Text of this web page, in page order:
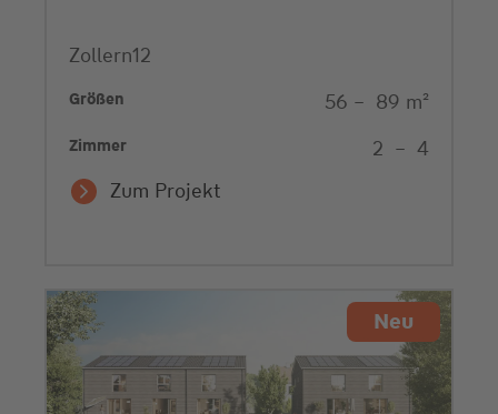
Zollern12
Größen 56 – 89 m²
Zimmer 2 – 4
Zum Projekt
Neu